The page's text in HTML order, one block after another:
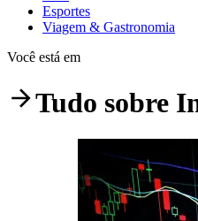
Esportes
Viagem & Gastronomia
Você está em
Tudo sobre